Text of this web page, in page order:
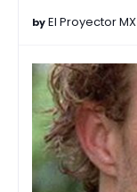
El Proyector MX